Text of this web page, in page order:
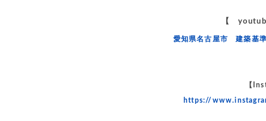
【
愛知県名古屋市 建築基
【
https://